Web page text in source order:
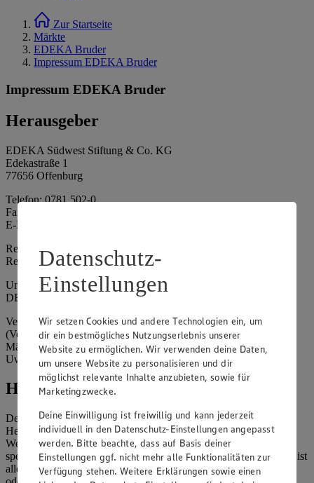
Zur Startseite
Märkte
EDEKA Bruder
Impressum EDEKA Bruder
Impressum EDEKA Bruder
Herausgeber
EDEKA Südwest Stiftung & Co. KG
Edekastraße 1
77656 Offenburg
Telefon: 0781 502-0
Fax: 0781 502-6180
E-Mail: kundenservice@edeka-suedwest.de
Registergericht: Amtsgericht Freiburg i.B.
Registernummer: HRA 707629
Umsatzsteuer-Identifikationsnummer gem. § 27a UStG:
DE815916131
Vertretungsberechtigte: Rainer Huber (Sprecher)
(Vorstandsmitglied), Klaus Fickert (Vorstandsmitglied), Jürgen
Mäder (Vorstandsmitglied), Patrick Mogck (Vorstandsmitglied),
Uwe Kohler
Hinweise
Der Inhalt dieser Website ist urheberrechtlich geschützt. Der
Herausgeber gewährt Ihnen jedoch das Recht, den auf dieser
Website bereitgestellten Text ganz oder ausschnittsweise zu
speichern und zu vervielfältigen. Aus Gründen des Urheberrechts ist
allerdings die Speicherung und Vervielfältigung von Bildmaterial
Datenschutz-
Einstellungen
Wir setzen Cookies und andere Technologien ein, um
dir ein bestmögliches Nutzungserlebnis unserer
Website zu ermöglichen. Wir verwenden deine Daten,
um unsere Website zu personalisieren und dir
möglichst relevante Inhalte anzubieten, sowie für
Marketingzwecke.
Deine Einwilligung ist freiwillig und kann jederzeit
individuell in den Datenschutz-Einstellungen angepasst
werden. Bitte beachte, dass auf Basis deiner
Einstellungen ggf. nicht mehr alle Funktionalitäten zur
Verfügung stehen. Weitere Erklärungen sowie einen